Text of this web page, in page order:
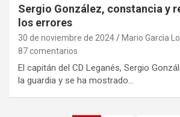
Sergio González, constancia y
los errores
30 de noviembre de 2024
Mario Garcia
87 comentarios
El capitán del CD Leganés, Sergio
la guardia y se ha mostrado…